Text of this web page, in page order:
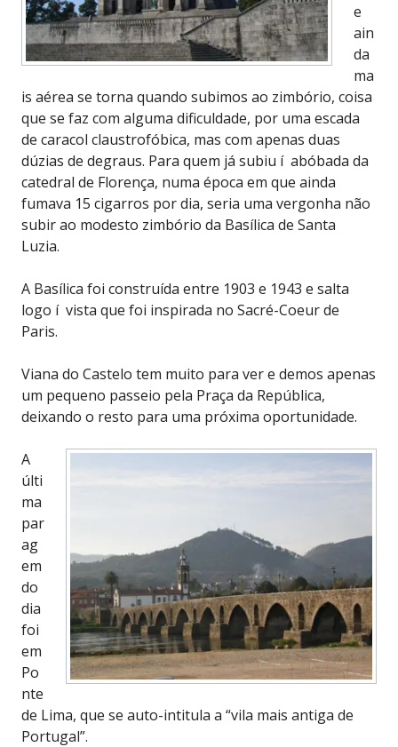
e
ain
da
ma
is aérea se torna quando subimos ao zimbório, coisa
que se faz com alguma dificuldade, por uma escada
de caracol claustrofóbica, mas com apenas duas
dúzias de degraus. Para quem já subiu í abóbada da
catedral de Florença, numa época em que ainda
fumava 15 cigarros por dia, seria uma vergonha não
subir ao modesto zimbório da Basílica de Santa
Luzia.
A Basílica foi construída entre 1903 e 1943 e salta
logo í vista que foi inspirada no Sacré-Coeur de
Paris.
Viana do Castelo tem muito para ver e demos apenas
um pequeno passeio pela Praça da República,
deixando o resto para uma próxima oportunidade.
A
últi
ma
par
ag
em
do
dia
foi
em
Po
nte
de Lima, que se auto-intitula a “vila mais antiga de
Portugal”.